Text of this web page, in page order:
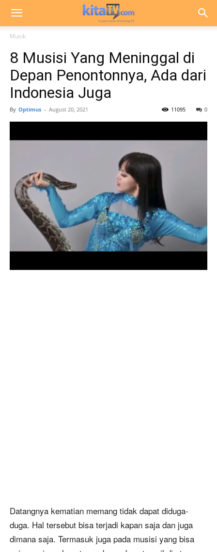
Musik
8 Musisi Yang Meninggal di
Depan Penontonnya, Ada dari
Indonesia Juga
By Optimus - August 20, 2021 0
11095
Datangnya kematian memang tidak dapat diduga-
duga. Hal tersebut bisa terjadi kapan saja dan juga
dimana saja. Termasuk juga pada musisi yang bisa